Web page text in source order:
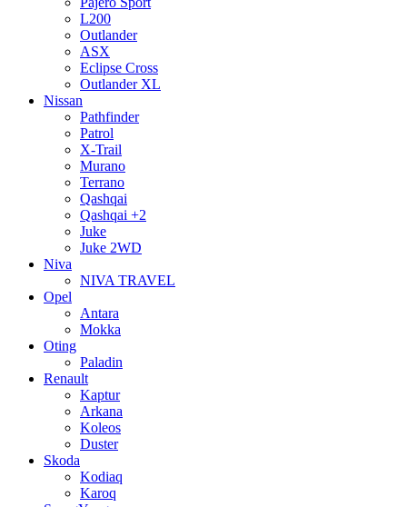
L200
Outlander
ASX
Eclipse Cross
Outlander XL
Nissan
Pathfinder
Patrol
X-Trail
Murano
Terrano
Qashqai
Qashqai +2
Juke
Juke 2WD
Niva
NIVA TRAVEL
Opel
Antara
Mokka
Oting
Paladin
Renault
Kaptur
Arkana
Koleos
Duster
Skoda
Kodiaq
Karoq